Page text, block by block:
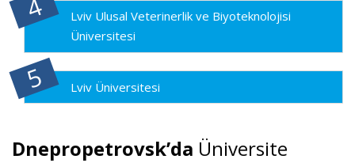
Lviv Ulusal Veterinerlik ve Biyoteknolojisi
Üniversitesi
Lviv Üniversitesi
Dnepropetrovsk’da Üniversite